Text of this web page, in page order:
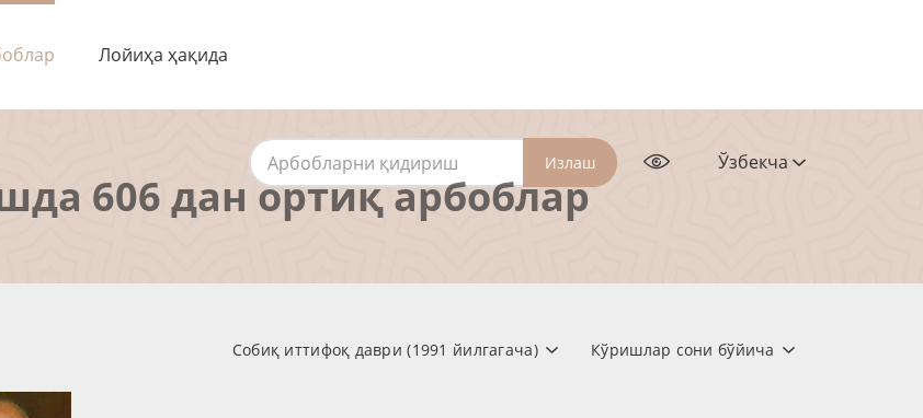
Лойиҳа ҳақида
Излаш Ўзбекча
606 дан ортиқ арбоблар
Кўришлар сони бўйича
Собиқ иттифоқ даври (1991 йилгагача)